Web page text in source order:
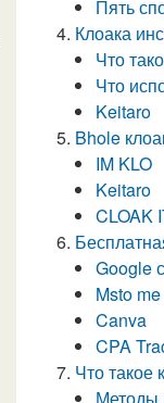
Пять
Клоака
Что
Что
Keitaro
Bhole
IM KLO
Keitaro
CLOAK
Google
Msto me
Canva
CPA
Что такое